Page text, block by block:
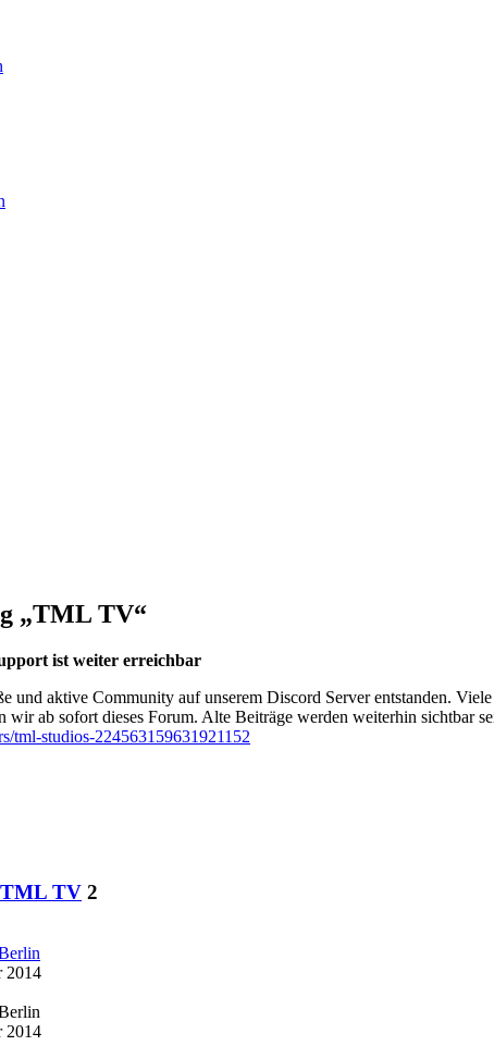
„TML TV“
ist weiter erreichbar
und aktive Community auf unserem Discord Server entstanden.
wir ab sofort dieses Forum. Alte Beiträge werden weiterhin sichtbar
tml-studios-224563159631921152
TV 2
2014
2014